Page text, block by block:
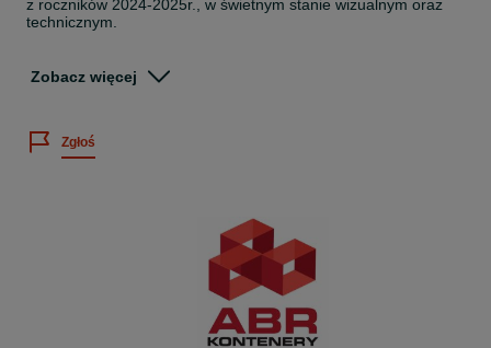
z roczników 2024-2025r., w świetnym stanie wizualnym oraz
technicznym.
- Kontener morski 40"HC
- możliwość piętrowania kontenerów do 7 pięter
- kostki ISO w ramie kontenera do załadunku/rozładunku za
mailowy oraz numer telefonu widoczny w profilu naszej firmy lub na
naszej stronie internetowej www.abrkontenery.pl.
Dla naszych klientów możemy zaproponować również rynkową
stawkę za transport z rozładunkiem do wskazanej lokalizacji.
Zobacz więcej
Zgłoś